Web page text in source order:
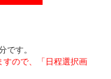
です。
ので、「日程選択画